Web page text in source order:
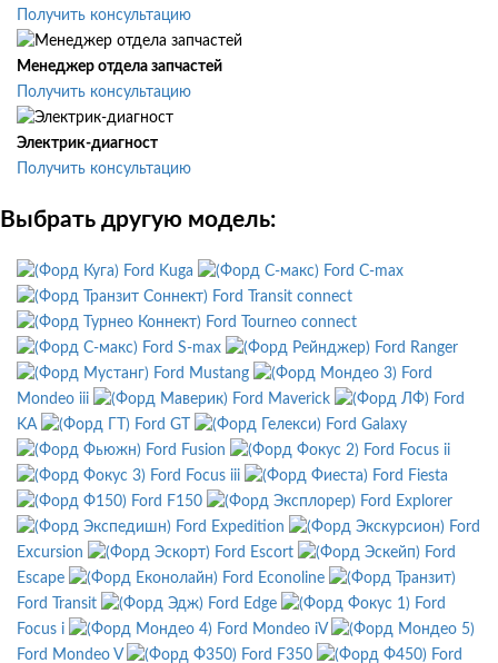
Получить консультацию
Менеджер отдела запчастей
Получить консультацию
Электрик-диагност
Получить консультацию
Выбрать другую модель:
Ford Kuga
Ford C-max
Ford Transit connect
Ford Tourneo connect
Ford S-max
Ford Ranger
Ford Mustang
Ford
Mondeo iii
Ford Maverick
Ford
KA
Ford GT
Ford Galaxy
Ford Fusion
Ford Focus ii
Ford Focus iii
Ford Fiesta
Ford F150
Ford Explorer
Ford Expedition
Ford
Excursion
Ford Escort
Ford
Escape
Ford Econoline
Ford Transit
Ford Edge
Ford
Focus i
Ford Mondeo iV
Ford Mondeo V
Ford F350 Ford